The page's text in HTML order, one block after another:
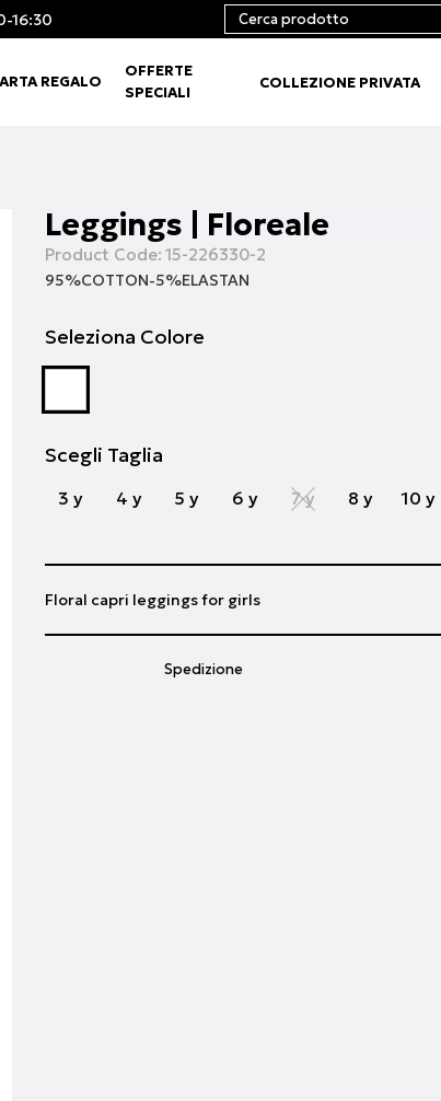
16:30
REGALO
OFFERTE
SPECIALI
COLLEZIONE PRIVATA
Leggings | Floreale
Product Code: 15-226330-2
95%COTTON-5%ELASTAN
Seleziona Colore
Scegli Taglia
3 y 4 y 5 y 6 y 7 y 8 y 10 y
Spedizione
Floral capri leggings for girls